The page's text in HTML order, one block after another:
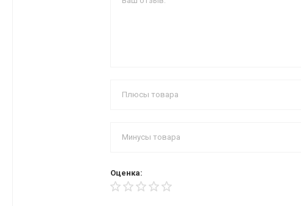
Оценка: